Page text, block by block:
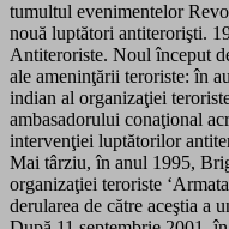
tumultul evenimentelor
nouă luptători antiterorişti.
Antiteroriste. Noul început
ale ameninţării teroriste: în
indian al organizaţiei
ambasadorului conaţional
intervenţiei luptătorilor
Mai târziu, în anul 1995,
organizaţiei teroriste
derularea de către aceştia a